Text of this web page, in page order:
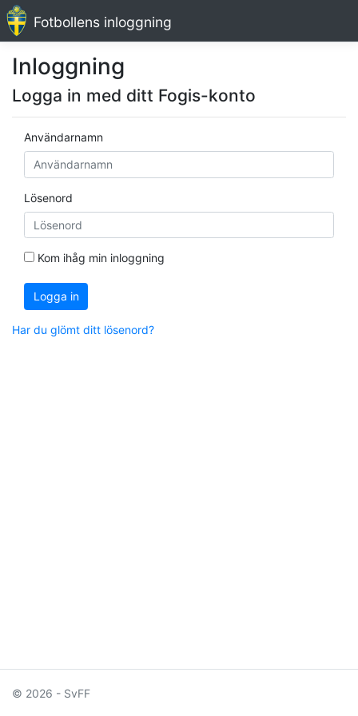
Fotbollens inloggning
Inloggning
Logga in med ditt Fogis-konto
Användarnamn
Lösenord
Kom ihåg min inloggning
Logga in
Har du glömt ditt lösenord?
© 2026 - SvFF